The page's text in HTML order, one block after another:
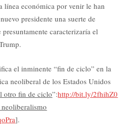
línea económica por venir le han
presidente una suerte de
caracterizaría el
el inminente “fin de ciclo” en la
neoliberal de los Estados Unidos
otro fin de ciclo”:http://bit.ly/2fhihZ0
].